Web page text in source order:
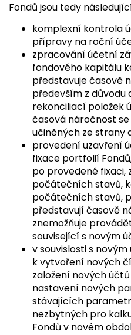
Fondů jsou tedy
komplexní kontrola
přípravy na roční
zpracování účetní
fondového kapitálu
představuje časově
především z
rekonciliací položek
časová náročnost
učiněných ze strany
provedení uzavření
fixace portfolií
po provedené fixaci,
počátečních stavů,
počátečních stavů,
představují časově
znemožňuje
související s novým
v souvislosti s
k vytvoření nových
založení nových
nastavení nových
stávajících
nezbytných pro
Fondů v novém